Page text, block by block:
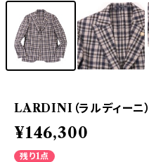
LARDINI（ラルディーニ
¥146,300
残り1点